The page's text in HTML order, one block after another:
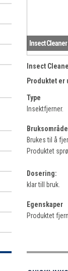
Insect Cleaner
Insect
Produktet er
Type
Insektfjerner.
Bruksområde
Brukes til å
Produktet
Dosering:
klar till bruk.
Egenskaper
Produktet